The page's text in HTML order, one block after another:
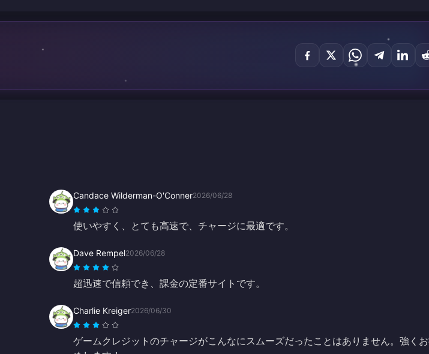
Candace Wilderman-O'Conner2026/06/28
使いやすく、とても高速で、チャージに最適です。
Dave Rempel2026/06/28
超迅速で信頼でき、課金の定番サイトです。
Charlie Kreiger2026/06/30
ゲームクレジットのチャージがこんなにスムーズだったことはありません。強く